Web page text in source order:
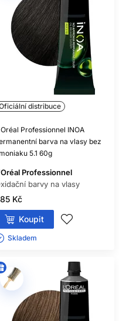
distribuce
Professionnel INOA
barva na vlasy bez
5.1 60g
Professionnel
barvy na vlasy
Kč
Koupit
Skladem ㅤ